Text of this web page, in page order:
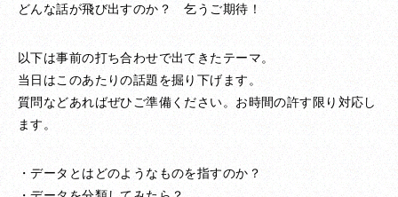
どんな話が飛び出すのか？ 乞うご期待！
以下は事前の打ち合わせで出てきたテーマ。
当日はこのあたりの話題を掘り下げます。
質問などあればぜひご準備ください。お時間の許す限り対応し
ます。
・データとはどのようなものを指すのか？